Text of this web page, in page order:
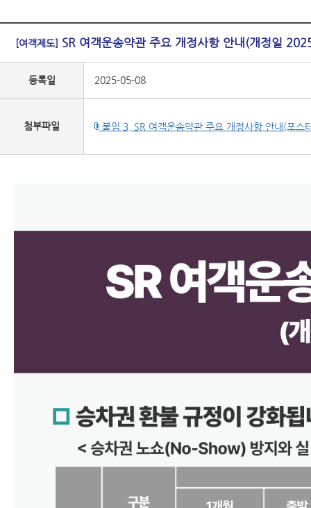
[여객제도] SR 여객운송약관 주요 개정사항 안내(개정일
등록일 2025-05-08
첨부파일 붙임 3. SR 여객운송약관 주요 개정사항 안내(포